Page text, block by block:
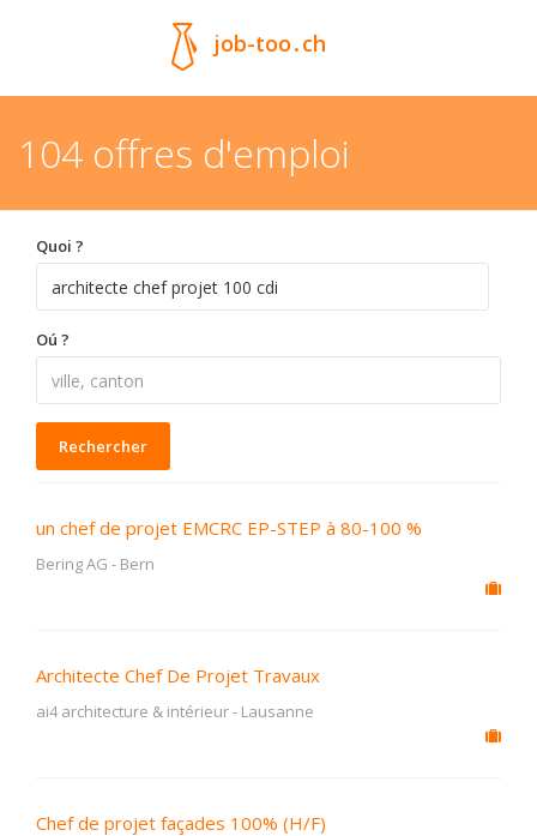
job-too.ch
104 offres d'emploi
Quoi ?
Oú ?
Rechercher
un chef de projet EMCRC EP-STEP à 80-100 %
Bering AG - Bern
Architecte Chef De Projet Travaux
ai4 architecture & intérieur- Lausanne
Chef de projet façades 100% (H/F)